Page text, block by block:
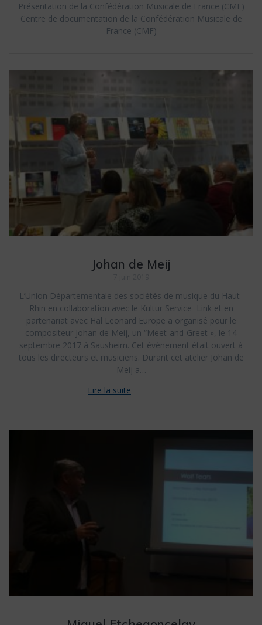
Présentation de la Confédération Musicale de France (CMF)
Centre de documentation de la Confédération Musicale de
France (CMF)
Johan de Meij
L’Union Départementale des sociétés de musique du Haut-
Rhin en collaboration avec le Kultur Service Link et en
partenariat avec Hal Leonard Europe a organisé pour le
compositeur Johan de Meij, un “Meet-and-Greet », le 14
septembre 2017 à Sausheim. Cet événement était ouvert à
tous les directeurs et musiciens. Durant cet atelier Johan de
Meij a…